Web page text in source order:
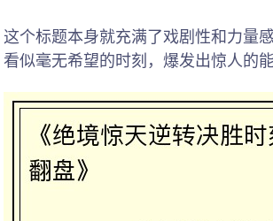
这个标题本身就充满了戏剧性和力
看似毫无希望的时刻，爆发出惊人的